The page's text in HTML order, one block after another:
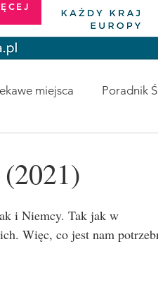
miejsca Poradnik
Więc, co jest nam